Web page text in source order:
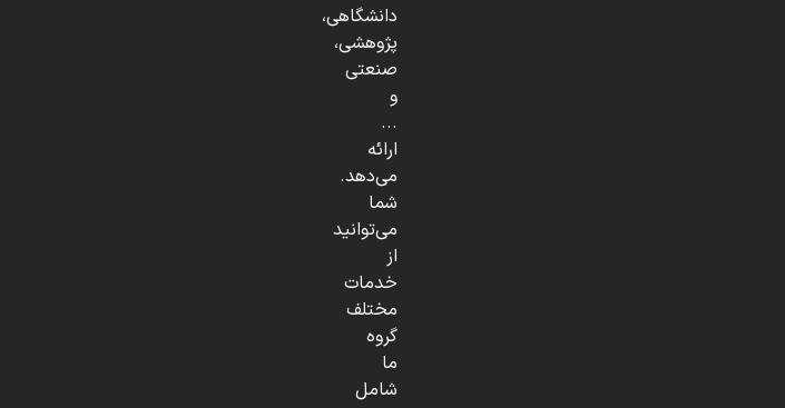
دانشگاهی،
پژوهشی،
صنعتی
و
...
ارائه
می‌دهد.
شما
می‌توانید
از
خدمات
مختلف
گروه
ما
شامل